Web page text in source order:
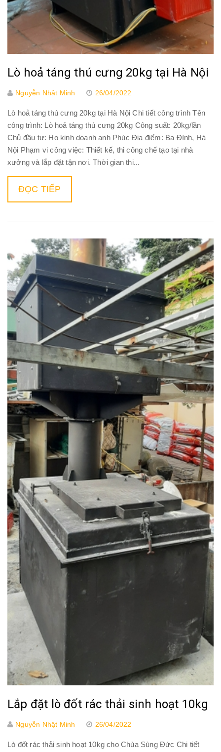
Lò hoả táng thú cưng 20kg tại Hà Nội
Nguyễn Nhật Minh 26/04/2022
Lò hoả táng thú cưng 20kg tại Hà Nội Chi tiết công trình Tên
công trình: Lò hoả táng thú cưng 20kg Công suất: 20kg/lần
Chủ đầu tư: Họ kinh doanh anh Phúc Địa điểm: Ba Đình, Hà
Nội Phạm vi công việc: Thiết kế, thi công chế tạo tại nhà
xưởng và lắp đặt tận nơi. Thời gian thi...
ĐỌC TIẾP
Lắp đặt lò đốt rác thải sinh hoạt 10kg
Nguyễn Nhật Minh 26/04/2022
Lò đốt rác thải sinh hoạt 10kg cho Chùa Sùng Đức Chi tiết